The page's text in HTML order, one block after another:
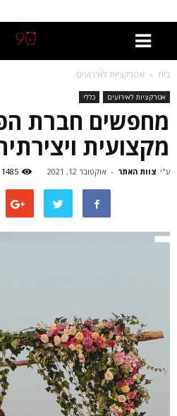
בית אטרקציות לאירועים
אטרקציות לאירועים כללי
מחפשים חברת
מקצועית
ע"י צוות האתר - אוקטובר 12, 2021 1485